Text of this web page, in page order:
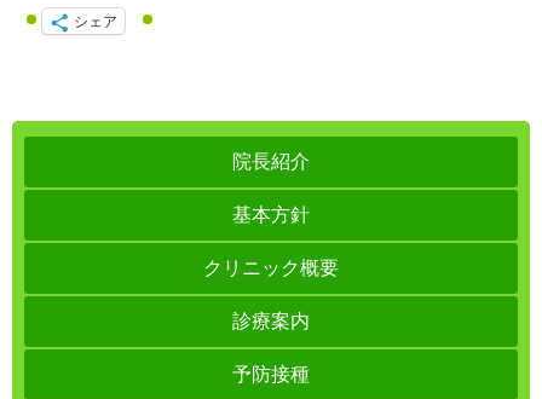
シェア
院長紹介
基本方針
クリニック概要
診療案内
予防接種